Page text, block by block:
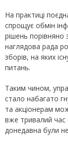
На практиці
спрощує обмін
рішень
наглядова рада
зборів, на яких
питань.
Таким чином,
стало набагато
та акціонерам
вже тривалий час
донедавна були